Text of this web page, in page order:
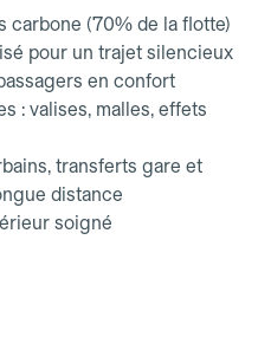
carbone (70% de la flotte)
pour un trajet silencieux
en confort
: valises, malles, effets
transferts gare et
distance
soigné